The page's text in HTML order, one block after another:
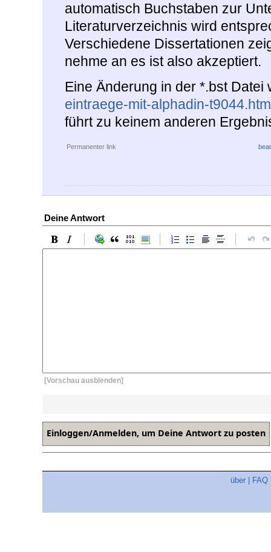
automatisch Buchstaben zur
Literaturverzeichnis wird
Verschiedene Dissertationen
nehme an es ist also akzeptiert.
Eine Änderung in der *.bst Datei
eintraege-mit-alphadin-
führt zu keinem anderen
Permanenter link
Deine Antwort
[Vorschau ausblenden]
über FAQ